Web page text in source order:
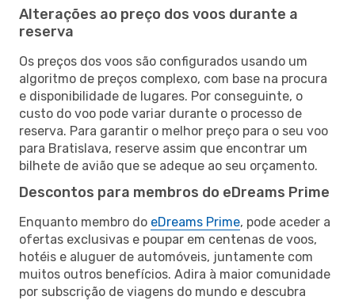
Alterações ao preço dos voos durante a
reserva
Os preços dos voos são configurados usando um
algoritmo de preços complexo, com base na procura
e disponibilidade de lugares. Por conseguinte, o
custo do voo pode variar durante o processo de
reserva. Para garantir o melhor preço para o seu voo
para Bratislava, reserve assim que encontrar um
bilhete de avião que se adeque ao seu orçamento.
Descontos para membros do eDreams Prime
Enquanto membro do eDreams Prime, pode aceder a
ofertas exclusivas e poupar em centenas de voos,
hotéis e aluguer de automóveis, juntamente com
muitos outros benefícios. Adira à maior comunidade
por subscrição de viagens do mundo e descubra